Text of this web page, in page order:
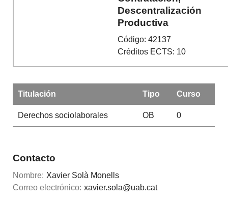
Descentralización
Productiva
Código: 42137
Créditos ECTS: 10
Titulación Tipo Curso
Derechos sociolaborales OB 0
Contacto
Nombre: Xavier Solà Monells
Correo electrónico: xavier.sola@uab.cat